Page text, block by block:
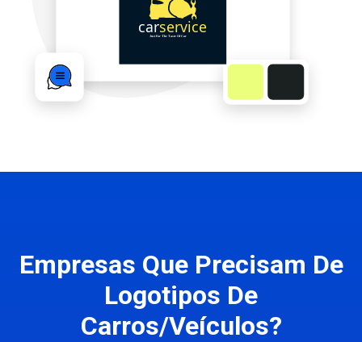
Empresas Que Precisam De
Logotipos De
Carros/Veículos?